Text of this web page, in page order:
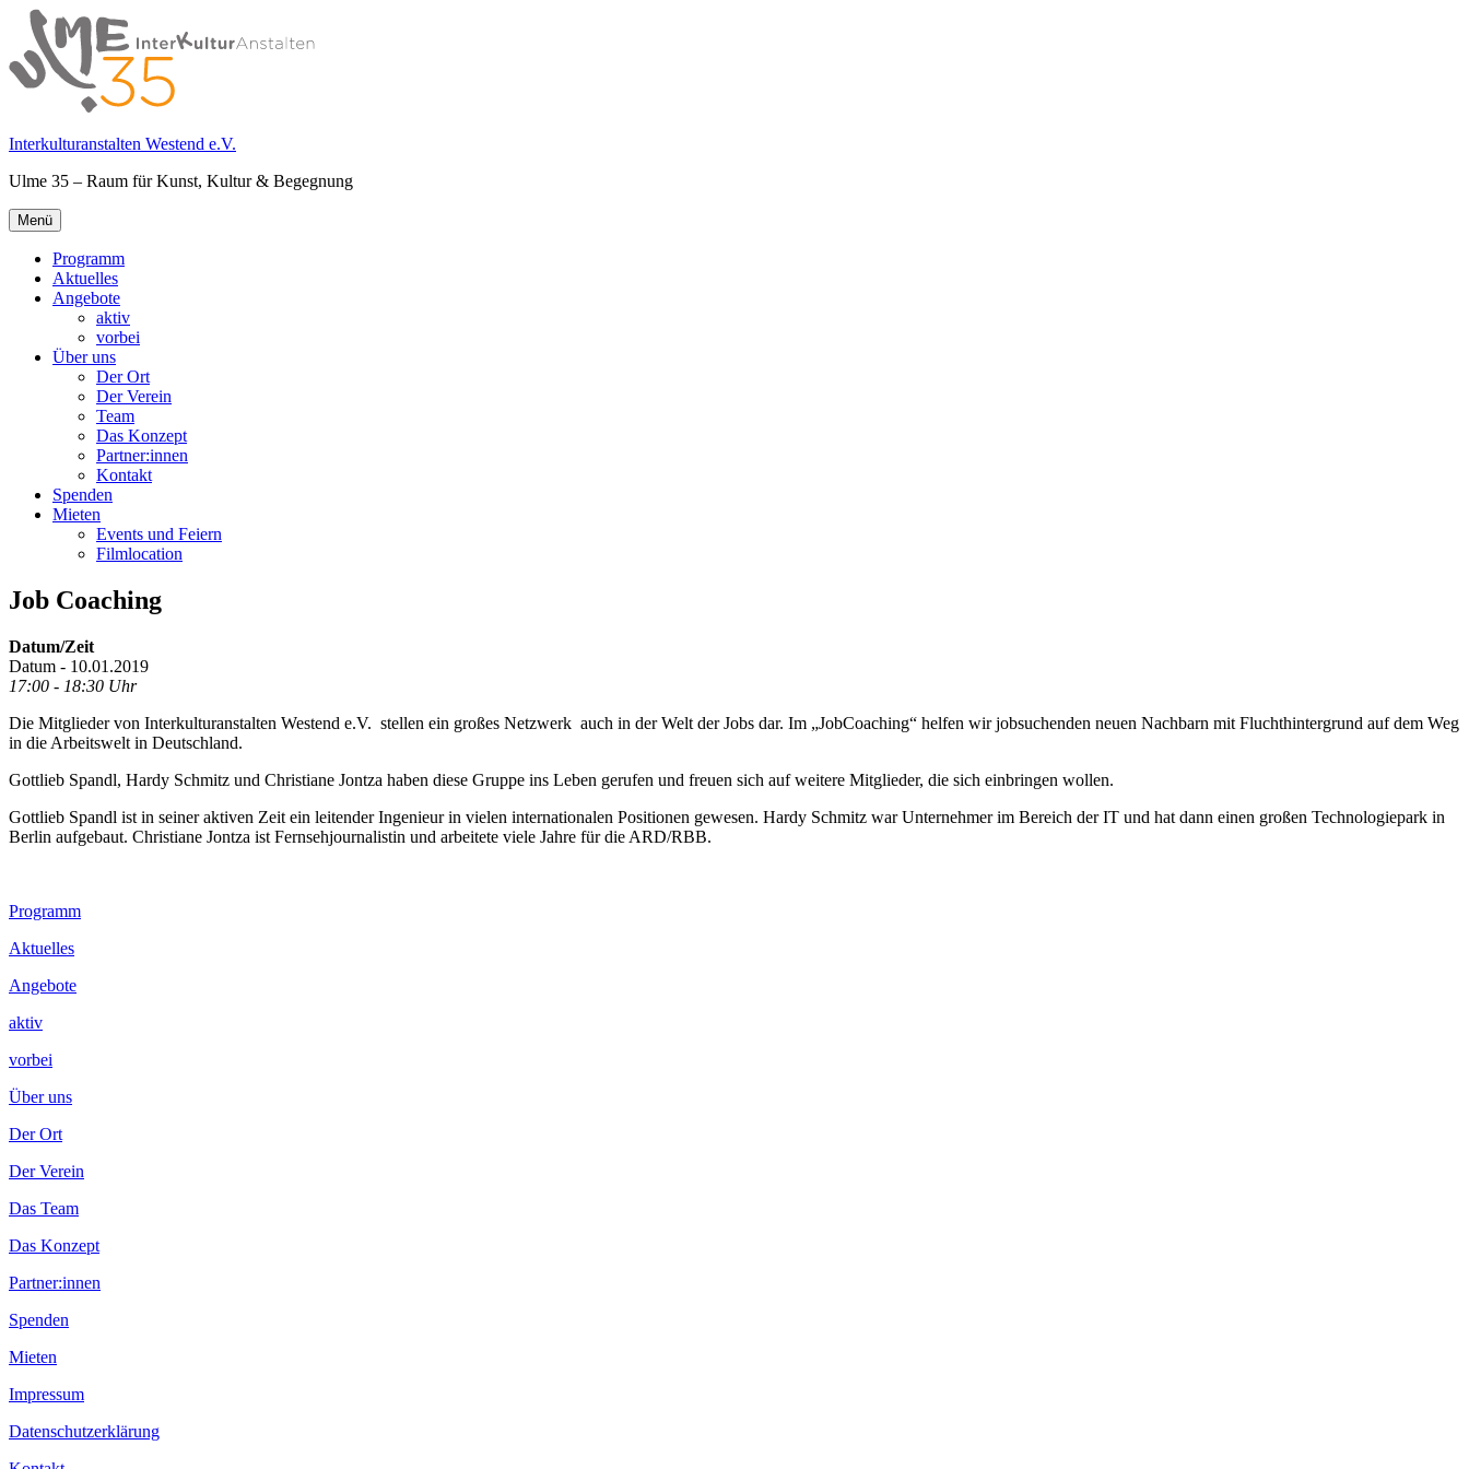
Springe
zum
Inhalt
Interkulturanstalten Westend e.V.
Ulme 35 – Raum für Kunst, Kultur & Begegnung
Primäres
Menü
Menü
Programm
Aktuelles
Angebote
aktiv
vorbei
Über uns
Der Ort
Der Verein
Team
Das Konzept
Partner:innen
Kontakt
Spenden
Mieten
Events und Feiern
Filmlocation
Job Coaching
Datum/Zeit
Datum - 10.01.2019
17:00 - 18:30 Uhr
Die Mitglieder von Interkulturanstalten Westend e.V. stellen ein großes Netzwerk auch in der Welt der Jobs dar. Im „JobCoaching“ helfen wir jobsuchenden neuen Nachbarn mit Fluchthintergrund auf dem Weg
in die Arbeitswelt in Deutschland.
Gottlieb Spandl, Hardy Schmitz und Christiane Jontza haben diese Gruppe ins Leben gerufen und freuen sich auf weitere Mitglieder, die sich einbringen wollen.
Gottlieb Spandl ist in seiner aktiven Zeit ein leitender Ingenieur in vielen internationalen Positionen gewesen. Hardy Schmitz war Unternehmer im Bereich der IT und hat dann einen großen Technologiepark in
Berlin aufgebaut. Christiane Jontza ist Fernsehjournalistin und arbeitete viele Jahre für die ARD/RBB.
Footer
Inhalt
Programm
Aktuelles
Angebote
aktiv
vorbei
Über uns
Der Ort
Der Verein
Das Team
Das Konzept
Partner:innen
Spenden
Mieten
Impressum
Datenschutzerklärung